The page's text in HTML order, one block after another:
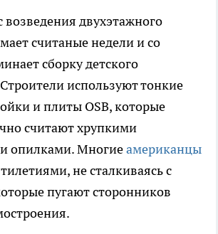
двухэтажного
считаные недели и со
сборку детского
используют тонкие
и плиты OSB, которые
считают хрупкими
опилками. Многиеамериканцы
не сталкиваясь с
пугают сторонников